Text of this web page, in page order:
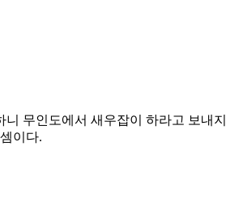
무인도에서 새우잡이 하라고 보내지
이다.